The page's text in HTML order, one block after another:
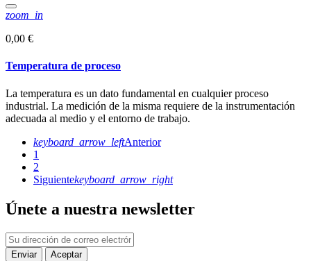
zoom_in
0,00 €
Temperatura de proceso
La temperatura es un dato fundamental en cualquier proceso
industrial. La medición de la misma requiere de la instrumentación
adecuada al medio y el entorno de trabajo.
keyboard_arrow_leftAnterior
1
2
Siguientekeyboard_arrow_right
Únete a nuestra newsletter